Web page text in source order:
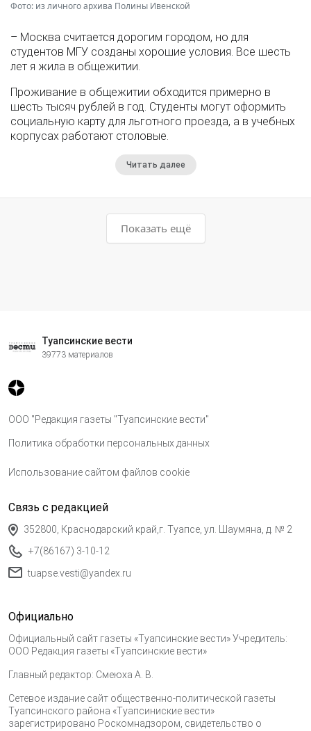
Фото: из личного архива Полины Ивенской
– Москва считается дорогим городом, но для
студентов МГУ созданы хорошие условия. Все шесть
лет я жила в общежитии.
Проживание в общежитии обходится примерно в
шесть тысяч рублей в год. Студенты могут оформить
социальную карту для льготного проезда, а в учебных
корпусах работают столовые.
Читать далее
Показать ещё
Туапсинские вести
39773 материалов
ООО "Редакция газеты "Туапсинские вести"
Политика обработки персональных данных
Использование сайтом файлов cookie
Связь с редакцией
352800, Краснодарский край,г. Туапсе, ул. Шаумяна, д. № 2
+7(86167) 3-10-12
tuapse.vesti@yandex.ru
Официально
Официальный сайт газеты «Туапсинские вести» Учредитель:
ООО Редакция газеты «Туапсинские вести»
Главный редактор: Смеюха А. В.
Сетевое издание сайт общественно-политической газеты
Туапсинского района «Туапсиниские вести»
зарегистрировано Роскомнадзором, свидетельство о